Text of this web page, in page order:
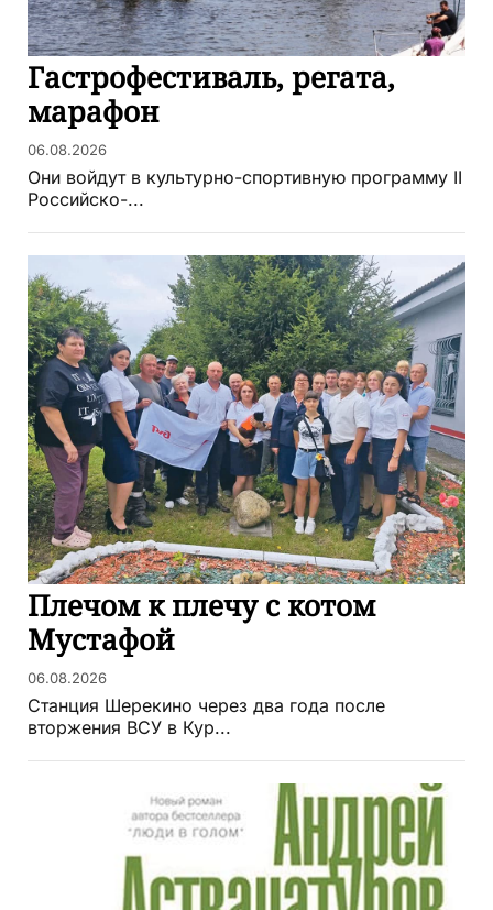
Гастрофестиваль, регата,
марафон
06.08.2026
Они войдут в культурно-спортивную программу II
Российско-...
Плечом к плечу с котом
Мустафой
06.08.2026
Станция Шерекино через два года после
вторжения ВСУ в Кур...